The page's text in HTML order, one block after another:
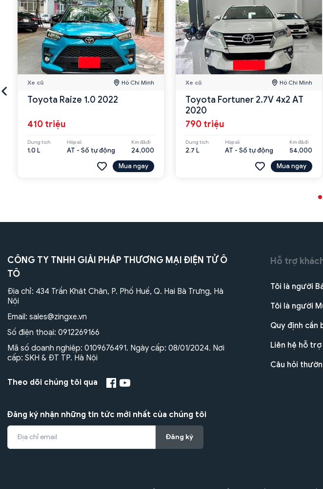
Xe cũ Hồ Chí Minh
Toyota Raize 1.0 2022
410 triệu
Dung tích
1.0 L
Hộp số
AT - Số tự động
Km đã đi
24,000
Mua ngay
Xe cũ Hồ Chí Minh
Toyota Fortuner 2.7V 4x2 AT
2020
790 triệu
Dung tích
2.7 L
Hộp số
AT - Số tự động
Km đã đi
54,000
Mua ngay
CÔNG TY TNHH GIẢI PHÁP THƯƠNG MẠI ĐIỆN TỬ Ô
TÔ
Địa chỉ: 434 Trần Khát Chân, P. Phố Huế, Q. Hai Bà Trưng, Hà
Nội
Email: sales@zingxe.vn
Số điện thoại: 0912269166
Mã số doanh nghiệp: 0109676491. Ngày cấp: 08/01/2024. Nơi
cấp: SKH & ĐT TP. Hà Nội
Theo dõi chúng tôi qua
Đăng ký nhận những tin tức mới nhất của chúng tôi
Đăng ký
Hỗ trợ
Tôi là người
Tôi là người
Quy định cần
Liên hệ hỗ trợ
Câu hỏi